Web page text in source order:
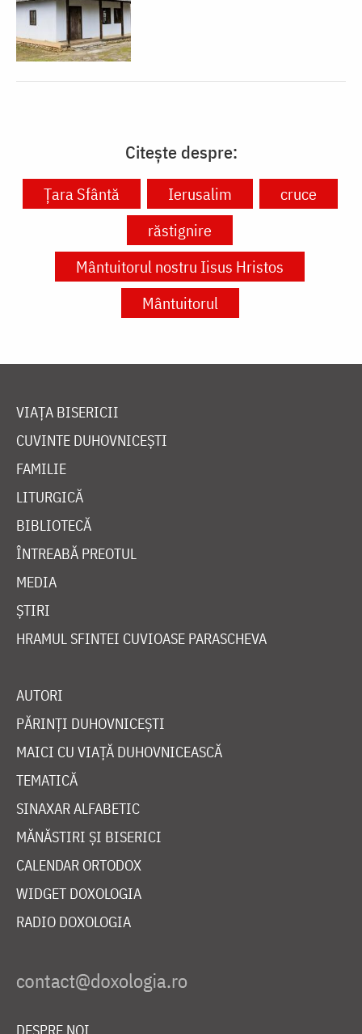
Citește despre:
Ţara Sfântă Ierusalim
cruce
răstignire
Mântuitorul nostru Iisus Hristos
Mântuitorul
VIAȚA BISERICII
CUVINTE DUHOVNICEȘTI
FAMILIE
LITURGICĂ
BIBLIOTECĂ
ÎNTREABĂ PREOTUL
MEDIA
ȘTIRI
HRAMUL SFINTEI CUVIOASE PARASCHEVA
AUTORI
PĂRINȚI DUHOVNICEȘTI
MAICI CU VIAȚĂ DUHOVNICEASCĂ
TEMATICĂ
SINAXAR ALFABETIC
MĂNĂSTIRI ȘI BISERICI
CALENDAR ORTODOX
WIDGET DOXOLOGIA
RADIO DOXOLOGIA